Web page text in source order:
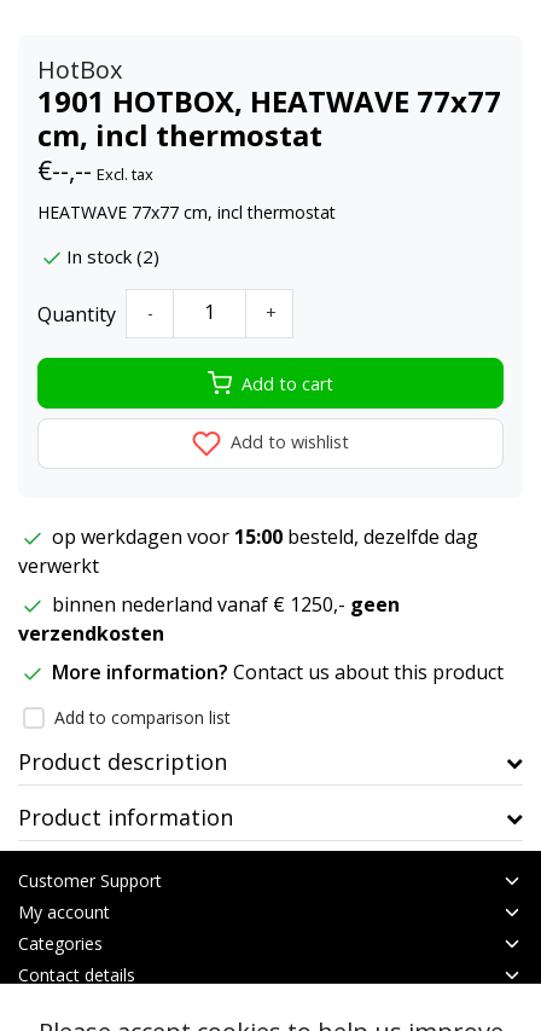
HotBox
1901 HOTBOX, HEATWAVE 77x77
cm, incl thermostat
€--,-- Excl. tax
HEATWAVE 77x77 cm, incl thermostat
In stock (2)
Quantity - +
Add to cart
Add to wishlist
op werkdagen voor 15:00 besteld, dezelfde dag
verwerkt
binnen nederland vanaf € 1250,- geen
verzendkosten
More information? Contact us about this product
Add to comparison list
Product description
Product information
Customer Support
My account
Categories
Contact details